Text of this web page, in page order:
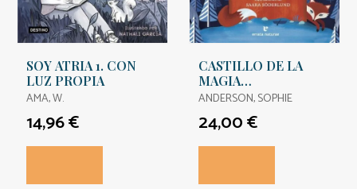
SOY ATRIA 1. CON
LUZ PROPIA
AMA, W.
14,96 €
CASTILLO DE LA
MAGIA
ENMARAÑADA, EL
ANDERSON, SOPHIE
24,00 €